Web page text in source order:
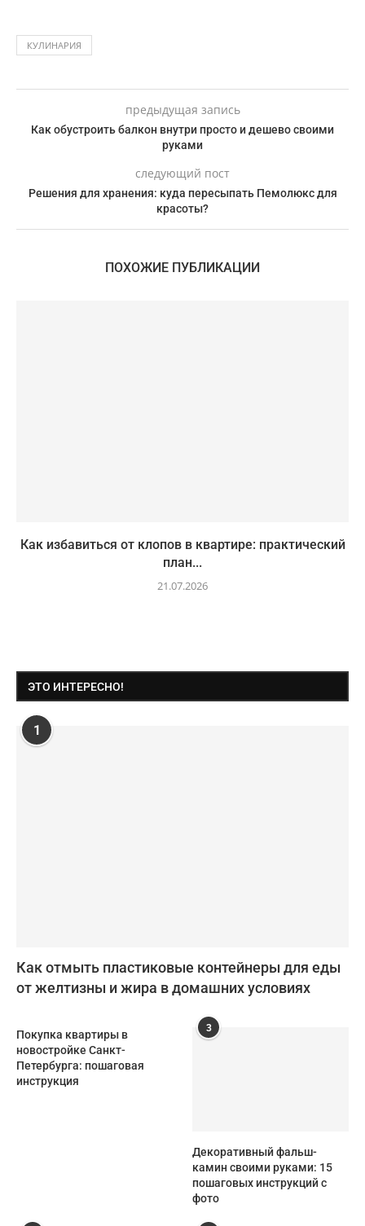
КУЛИНАРИЯ
предыдущая запись
Как обустроить балкон внутри просто и дешево своими
руками
следующий пост
Решения для хранения: куда пересыпать Пемолюкс для
красоты?
ПОХОЖИЕ ПУБЛИКАЦИИ
Как избавиться от клопов в квартире: практический
план...
21.07.2026
ЭТО ИНТЕРЕСНО!
1
Как отмыть пластиковые контейнеры для еды
от желтизны и жира в домашних условиях
Покупка квартиры в
новостройке Санкт-
Петербурга: пошаговая
инструкция
3
Декоративный фальш-
камин своими руками: 15
пошаговых инструкций с
фото